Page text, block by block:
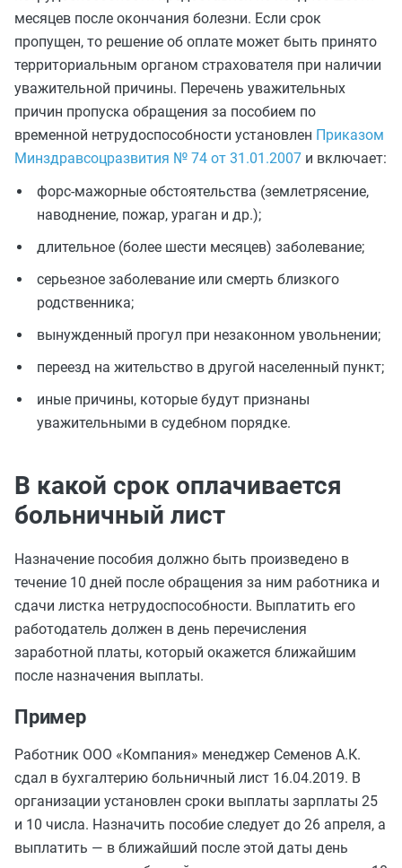
месяцев после окончания болезни. Если срок
пропущен, то решение об оплате может быть принято
территориальным органом страхователя при наличии
уважительной причины. Перечень уважительных
причин пропуска обращения за пособием по
временной нетрудоспособности установлен Приказом
Минздравсоцразвития № 74 от 31.01.2007 и включает:
форс-мажорные обстоятельства (землетрясение,
наводнение, пожар, ураган и др.);
длительное (более шести месяцев) заболевание;
серьезное заболевание или смерть близкого
родственника;
вынужденный прогул при незаконном увольнении;
переезд на жительство в другой населенный пункт;
иные причины, которые будут признаны
уважительными в судебном порядке.
В какой срок оплачивается
больничный лист
Назначение пособия должно быть произведено в
течение 10 дней после обращения за ним работника и
сдачи листка нетрудоспособности. Выплатить его
работодатель должен в день перечисления
заработной платы, который окажется ближайшим
после назначения выплаты.
Пример
Работник ООО «Компания» менеджер Семенов А.К.
сдал в бухгалтерию больничный лист 16.04.2019. В
организации установлен сроки выплаты зарплаты 25
и 10 числа. Назначить пособие следует до 26 апреля, а
выплатить — в ближайший после этой даты день